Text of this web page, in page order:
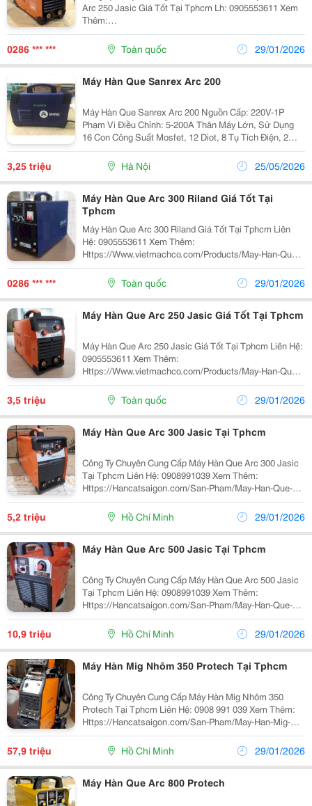
Arc 250 Jasic Giá Tốt Tại Tphcm Lh: 0905553611 Xem
Thêm:
Https://Www.vietmachphukien.com/Products/May-Han-
Que-Arc-250-Jasic May Han Que Arc 250 Jasic Gia Tot
Tai Tphcm - Kích Cỡ Nhỏ, Khố
0286 *** *** Toàn quốc 29/01/2026
Máy Hàn Que Sanrex Arc 200
Máy Hàn Que Sanrex Arc 200 Nguồn Cấp: 220V-1P
Phạm Vi Điều Chỉnh: 5-200A Thân Máy Lớn, Sử Dụng
16 Con Công Suất Mosfet, 12 Diot, 8 Tụ Tích Điện, 2
Cục Trở Kháng. Hàn Que: 4.0Mm Liên Tục Ưu Điểm; Sử
Dụng Trong Môi Trường Điệp Áp Ko Ổn Đ
3,25 triệu Hà Nội 25/05/2026
Máy Hàn Que Arc 300 Riland Giá Tốt Tại
Tphcm
Máy Hàn Que Arc 300 Riland Giá Tốt Tại Tphcm Liên
Hệ: 0905553611 Xem Thêm:
Https://Www.vietmachco.com/Products/May-Han-Que-
Arc-300-Riland May Han Que Riland Arc 300 Có Thông
Số Kỹ Thuật Hãng Sản Xuất Riland Model Arc 300
Nguồn...
0286 *** *** Toàn quốc 29/01/2026
Máy Hàn Que Arc 250 Jasic Giá Tốt Tại Tphcm
Máy Hàn Que Arc 250 Jasic Giá Tốt Tại Tphcm Liên Hệ:
0905553611 Xem Thêm:
Https://Www.vietmachco.com/Products/May-Han-Que-
Arc-250-Jasic Máy Hàn Que Arc 250 Jasic Có Thông Số
Kỹ Thuật: Hãng Sản Xuất Jasic Jasic Model Arc 250
Nguồn...
3,5 triệu Toàn quốc 29/01/2026
Máy Hàn Que Arc 300 Jasic Tại Tphcm
Công Ty Chuyên Cung Cấp Máy Hàn Que Arc 300 Jasic
Tại Tphcm Liên Hệ: 0908991039 Xem Thêm:
Https://Hancatsaigon.com/San-Pham/May-Han-Que-
Jasic-Arc-300/ Máy Hàn Que Arc 300 Jasic Tại Tphcm
Có Thông Số Kỹ Thuật: Hãng Sản Xuất Jasic Model
5,2 triệu Hồ Chí Minh 29/01/2026
Máy Hàn Que Arc 500 Jasic Tại Tphcm
Công Ty Chuyên Cung Cấp Máy Hàn Que Arc 500 Jasic
Tại Tphcm Liên Hệ: 0908991039 Xem Thêm:
Https://Hancatsaigon.com/San-Pham/May-Han-Que-
Jasic-Arc-500/ Máy Hàn Que Arc 500 Jasic Có Thông
Số Kỹ Thuật: Hãng Sản Xuất Jasic Model Arc 500 ...
10,9 triệu Hồ Chí Minh 29/01/2026
Máy Hàn Mig Nhôm 350 Protech Tại Tphcm
Công Ty Chuyên Cung Cấp Máy Hàn Mig Nhôm 350
Protech Tại Tphcm Liên Hệ: 0908 991 039 Xem Thêm:
Https://Hancatsaigon.com/San-Pham/May-Han-Mig-
Nhom-350-Protech/ Thông Số Kỹ Thuật Hãng Sản Xuất:
Protech Phương Pháp Hàn: Hàn Mig/ Hàn Que/Lift...
57,9 triệu Hồ Chí Minh 29/01/2026
Máy Hàn Que Arc 800 Protech